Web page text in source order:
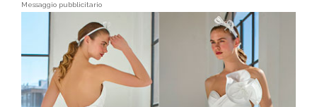
Messaggio pubblicitario